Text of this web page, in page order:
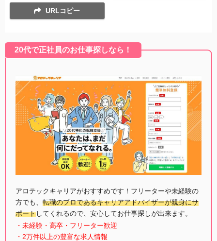
URLコピー
20代で正社員のお仕事探しなら！
アロテックキャリアがおすすめです！フリーターや未経験の
方でも、 転職のプロであるキャリアアドバイザーが親身にサ
ポートしてくれるので、安心してお仕事探しが出来ます。
・未経験・高卒・フリーター歓迎
・2万件以上の豊富な求人情報